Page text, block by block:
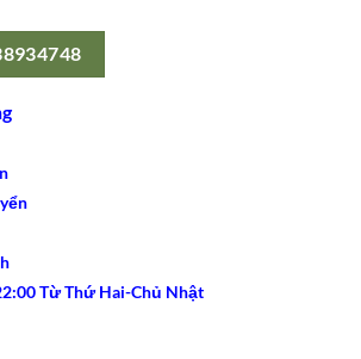
Từ Thứ Hai-Chủ Nhật